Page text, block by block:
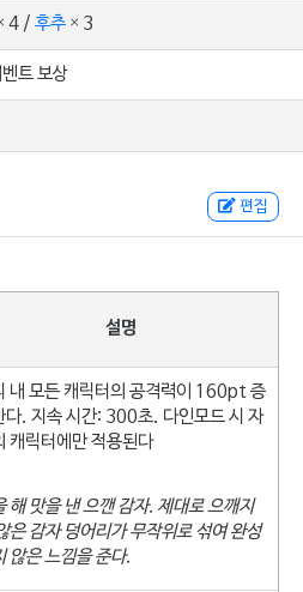
4 / 후추× 3
트 보상
편집
설명
내 모든 캐릭터의 공격력이 160pt 증
다. 지속 시간: 300초. 다인모드 시 자
캐릭터에만 적용된다
해 맛을 낸 으깬 감자. 제대로 으깨지
은 감자 덩어리가 무작위로 섞여 완성
않은 느낌을 준다.